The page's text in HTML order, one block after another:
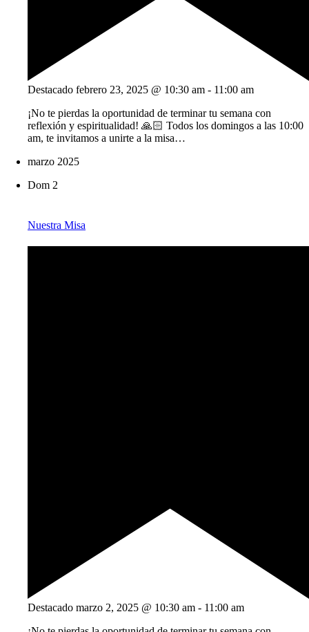
Destacado febrero 23, 2025 @ 10:30 am - 11:00 am
¡No te pierdas la oportunidad de terminar tu semana con
reflexión y espiritualidad! 🙏🏻 Todos los domingos a las 10:00
am, te invitamos a unirte a la misa…
marzo 2025
Dom 2
Nuestra Misa
Destacado marzo 2, 2025 @ 10:30 am - 11:00 am